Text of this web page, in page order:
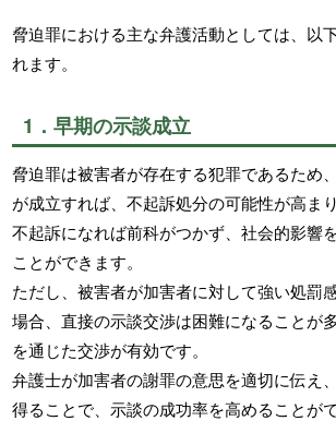
脅迫罪における主な弁護活動としては、以
れます。
1．早期の示談成立
脅迫罪は被害者が存在する犯罪であるため
が成立すれば、不起訴処分の可能性が高まり
不起訴になれば前科がつかず、社会的影響
ことができます。
ただし、被害者が加害者に対して強い処罰
場合、直接の示談交渉は困難になることが
を通じた交渉が有効です。
弁護士が加害者の謝罪の意思を適切に伝え
得ることで、示談の成功率を高めることがで